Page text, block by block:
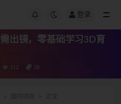
登录
出镜，零基础学习3D育
312 28